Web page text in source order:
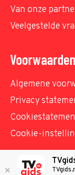
Van onze
Veelgestelde
Algemene
Privacy
Cookie-
© TVgids.nl